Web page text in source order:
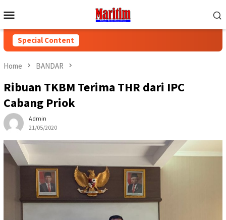
to
Menu
Special Content
Home BANDAR
Ribuan TKBM Terima THR dari IPC
Cabang Priok
Admin
21/05/2020